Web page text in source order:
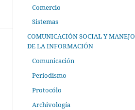
Comercio
Sistemas
COMUNICACIÓN SOCIAL Y MANEJO
DE LA INFORMACIÓN
Comunicación
Periodismo
Protocólo
Archivología